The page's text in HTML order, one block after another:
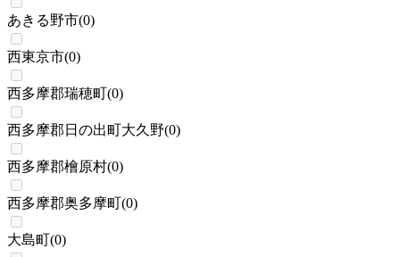
あきる野市(0)
西東京市(0)
西多摩郡瑞穂町(0)
西多摩郡日の出町大久野(0)
西多摩郡檜原村(0)
西多摩郡奥多摩町(0)
大島町(0)